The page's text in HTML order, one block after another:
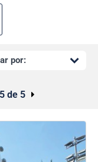
hasta los tés de
de los
todos disfruten de
de 5